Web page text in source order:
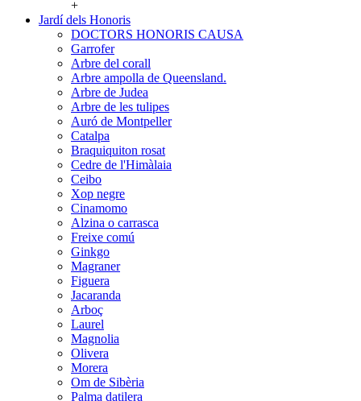
Institucionals
+
Jardí dels Honoris
Jardí
dels
Honoris
DOCTORS HONORIS CAUSA
Garrofer
Arbre del corall
Arbre ampolla de Queensland.
Arbre de Judea
Arbre de les tulipes
Auró de Montpeller
Catalpa
Braquiquiton rosat
Cedre de l'Himàlaia
Ceibo
Xop negre
Cinamomo
Alzina o carrasca
Freixe comú
Ginkgo
Magraner
Figuera
Jacaranda
Arboç
Laurel
Magnolia
Olivera
Morera
Om de Sibèria
Palma datilera